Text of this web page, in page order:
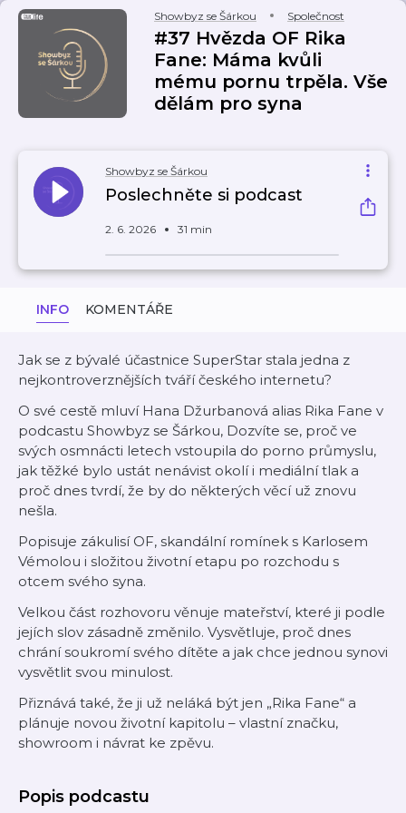
Showbyz se Šárkou Společnost
#37 Hvězda OF Rika
Fane: Máma kvůli
mému pornu trpěla. Vše
dělám pro syna
Showbyz se Šárkou
Poslechněte si podcast
2. 6. 2026 31 min
INFO KOMENTÁŘE
Jak se z bývalé účastnice SuperStar stala jedna z
nejkontroverznějších tváří českého internetu?
O své cestě mluví Hana Džurbanová alias Rika Fane v
podcastu Showbyz se Šárkou, Dozvíte se, proč ve
svých osmnácti letech vstoupila do porno průmyslu,
jak těžké bylo ustát nenávist okolí i mediální tlak a
proč dnes tvrdí, že by do některých věcí už znovu
nešla.
Popisuje zákulisí OF, skandální romínek s Karlosem
Vémolou i složitou životní etapu po rozchodu s
otcem svého syna.
Velkou část rozhovoru věnuje mateřství, které ji podle
jejích slov zásadně změnilo. Vysvětluje, proč dnes
chrání soukromí svého dítěte a jak chce jednou synovi
vysvětlit svou minulost.
Přiznává také, že ji už neláká být jen „Rika Fane“ a
plánuje novou životní kapitolu – vlastní značku,
showroom i návrat ke zpěvu.
Popis podcastu